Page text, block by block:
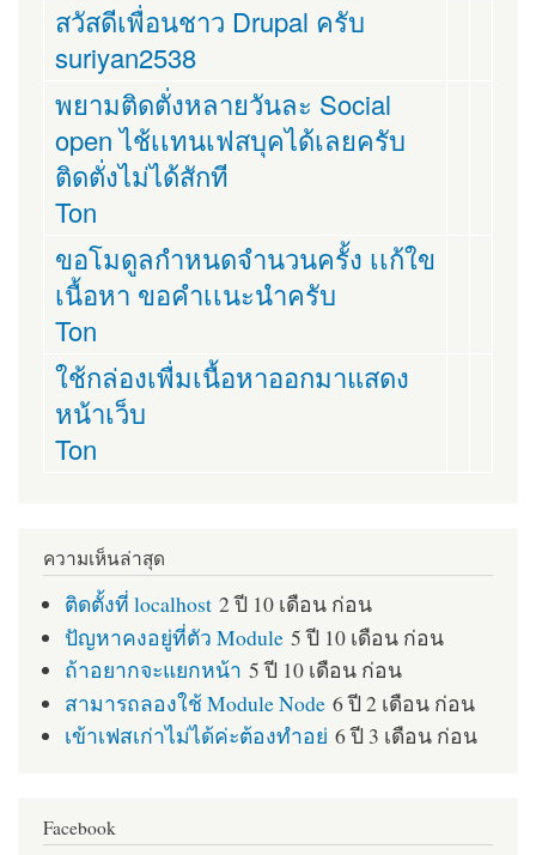
สวัสดีเพื่อนชาว Drupal ครับ
suriyan2538
พยามติดตั่งหลายวันละ Social
open ไช้เเทนเฟสบุคได้เลยครับ
ติดตั่งไม่ได้สักที
Ton
ขอโมดูลกำหนดจำนวนครั้ง เเก้ใข
เนื้อหา ขอคำเเนะนำครับ
Ton
ใช้กล่องเพื่มเนื้อหาออกมาแสดง
หน้าเว็บ
Ton
ความเห็นล่าสุด
ติดตั้งที่ localhost 2 ปี 10 เดือน ก่อน
ปัญหาคงอยู่ที่ตัว Module 5 ปี 10 เดือน ก่อน
ถ้าอยากจะแยกหน้า 5 ปี 10 เดือน ก่อน
สามารถลองใช้ Module Node 6 ปี 2 เดือน ก่อน
เข้าเฟสเก่าไม่ได้ค่ะต้องทำอย่ 6 ปี 3 เดือน ก่อน
Facebook